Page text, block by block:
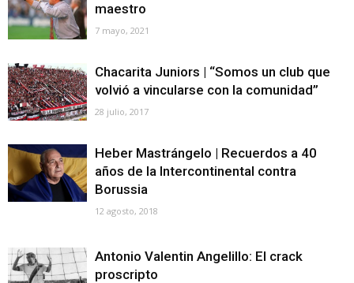
maestro
7 mayo, 2021
Chacarita Juniors | “Somos un club que
volvió a vincularse con la comunidad”
28 julio, 2017
Heber Mastrángelo | Recuerdos a 40
años de la Intercontinental contra
Borussia
12 agosto, 2018
Antonio Valentin Angelillo: El crack
proscripto